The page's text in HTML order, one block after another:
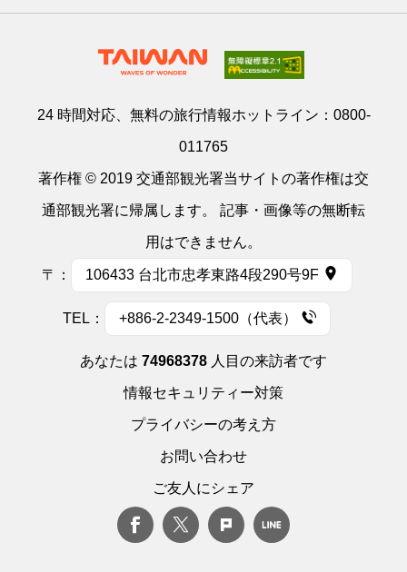
24 時間対応、無料の旅行情報ホットライン： 0800-
011765
著作権 © 2019 交通部観光署当サイトの著作権は交
通部観光署に帰属します。 記事・画像等の無断転
用はできません。
〒： 106433 台北市忠孝東路4段290号9F
TEL： +886-2-2349-1500（代表）
あなたは 74968378 人目の来訪者です
情報セキュリティー対策
プライバシーの考え方
お問い合わせ
ご友人にシェア